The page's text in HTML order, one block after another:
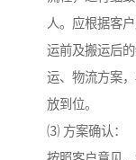
人。应根据客
运前及搬运后
运、物流方案
放到位。
⑶ 方案确认：